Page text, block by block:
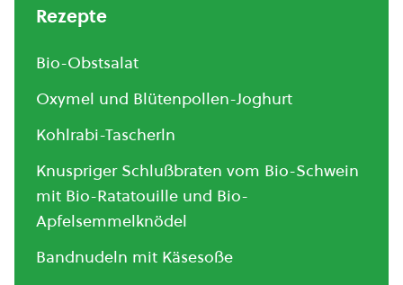
Rezepte
Bio-Obstsalat
Oxymel und Blütenpollen-Joghurt
Kohlrabi-Tascherln
Knuspriger Schlußbraten vom Bio-Schwein
mit Bio-Ratatouille und Bio-
Apfelsemmelknödel
Bandnudeln mit Käsesoße